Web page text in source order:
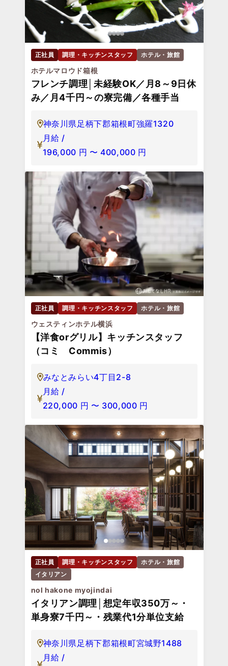
正社員 調理・キッチンスタッフ ホテル・旅館
ホテルマロウド箱根
フレンチ調理│未経験OK／月8～9日休
み／月4千円～の寮完備／各種手当
神奈川県足柄下郡箱根町強羅1320
月給 /
196,000 円 〜 400,000 円
正社員 調理・キッチンスタッフ ホテル・旅館
ウェスティンホテル横浜
【洋食orグリル】キッチンスタッフ
（コミ Commis）
みなとみらい4丁目2-8
月給 /
220,000 円 〜 300,000 円
正社員 調理・キッチンスタッフ
ホテル・旅館
イタリアン
nol hakone myojindai
イタリアン調理│想定年収350万～・
単身寮7千円～・残業代1分単位支給
神奈川県足柄下郡箱根町宮城野1488
月給 /